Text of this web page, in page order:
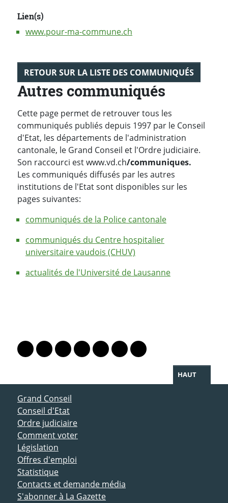
Lien(s)
www.pour-ma-commune.ch
RETOUR SUR LA LISTE DES COMMUNIQUÉS
Autres communiqués
Cette page permet de retrouver tous les
communiqués publiés depuis 1997 par le Conseil
d'Etat, les départements de l'administration
cantonale, le Grand Conseil et l'Ordre judiciaire.
Son raccourci est www.vd.ch/communiques.
Les communiqués diffusés par les autres
institutions de l'Etat sont disponibles sur les
pages suivantes:
communiqués de la Police cantonale
communiqués du Centre hospitalier
universitaire vaudois (CHUV)
actualités de l'Université de Lausanne
Lien vers le profil Mastodon
Lien vers le profil Bluesky
Lien vers le profil Instagram
Lien vers le profil Linkedin
Lien vers le profil Facebook
Lien vers le profil Twitter
Partager par WhatsApp
HAUT
ACCÈS DIRECT
Grand Conseil
Conseil d'Etat
Ordre judiciaire
Comment voter
Législation
Offres d'emploi
Statistique
Contacts et demande média
S'abonner à La Gazette